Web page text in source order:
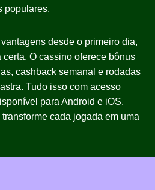
populares.
desde o primeiro dia,
certa. O cassino oferece bônus
cashback semanal e rodadas
Tudo isso com acesso
para Android e iOS.
cada jogada em uma